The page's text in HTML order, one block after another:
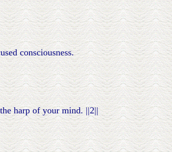
consciousness.
harp of your mind. ||2||